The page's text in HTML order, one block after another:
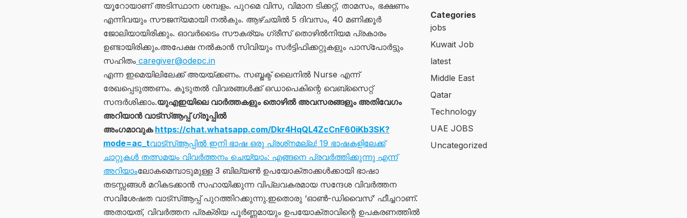
യൂറോയാണ് അടിസ്ഥാന ശമ്പളം. പുറമെ വിസ, വിമാന ടിക്കറ്റ്, താമസം, ഭക്ഷണം
എന്നിവയും സൗജന്യമായി നൽകും. ആഴ്ചയിൽ 5 ദിവസം, 40 മണിക്കൂർ
ജോലിയായിരിക്കും. ഓവർടൈം സൗകര്യം ഗ്രീസ് തൊഴിൽനിയമ പ്രകാരം
ഉണ്ടായിരിക്കും.അപേക്ഷ നൽകാൻ സിവിയും സർട്ടിഫിക്കറ്റുകളും പാസ്‌പോർട്ടും
സഹിതം caregiver@odepc.in
എന്ന ഇമെയിലിലേക്ക് അയയ്ക്കണം. സബ്ജക്ട് ലൈനിൽ Nurse എന്ന്
രേഖപ്പെടുത്തണം. കൂടുതൽ വിവരങ്ങൾക്ക് ഒഡാപെകിന്റെ വെബ്‌സൈറ്റ്
സന്ദർശിക്കാം.യുഎഇയിലെ വാർത്തകളും തൊഴിൽ അവസരങ്ങളും അതിവേഗം
അറിയാൻ വാട്സ്ആപ്പ് ഗ്രൂപ്പിൽ
അംഗമാവുക https://chat.whatsapp.com/Dkr4HqQL4ZcCnF60iKb3SK?
mode=ac_tവാട്സ്ആപ്പിൽ ഇനി ഭാഷ ഒരു പ്രശ്‌നമല്ല! 19 ഭാഷകളിലേക്ക്
ചാറ്റുകൾ തത്സമയം വിവർത്തനം ചെയ്യാം: എങ്ങനെ പ്രവർത്തിക്കുന്നു എന്ന്
അറിയാംലോകമെമ്പാടുമുള്ള 3 ബില്യൺ ഉപയോക്താക്കൾക്കായി ഭാഷാ
തടസ്സങ്ങൾ മറികടക്കാൻ സഹായിക്കുന്ന വിപ്ലവകരമായ സന്ദേശ വിവർത്തന
സവിശേഷത വാട്സ്ആപ്പ് പുറത്തിറക്കുന്നു.ഇതൊരു ‘ഓൺ-ഡിവൈസ്’ ഫീച്ചറാണ്.
അതായത്, വിവർത്തന പ്രക്രിയ പൂർണ്ണമായും ഉപയോക്താവിന്റെ ഉപകരണത്തിൽ
Categories
jobs
Kuwait Job
latest
Middle East
Qatar
Technology
UAE JOBS
Uncategorized